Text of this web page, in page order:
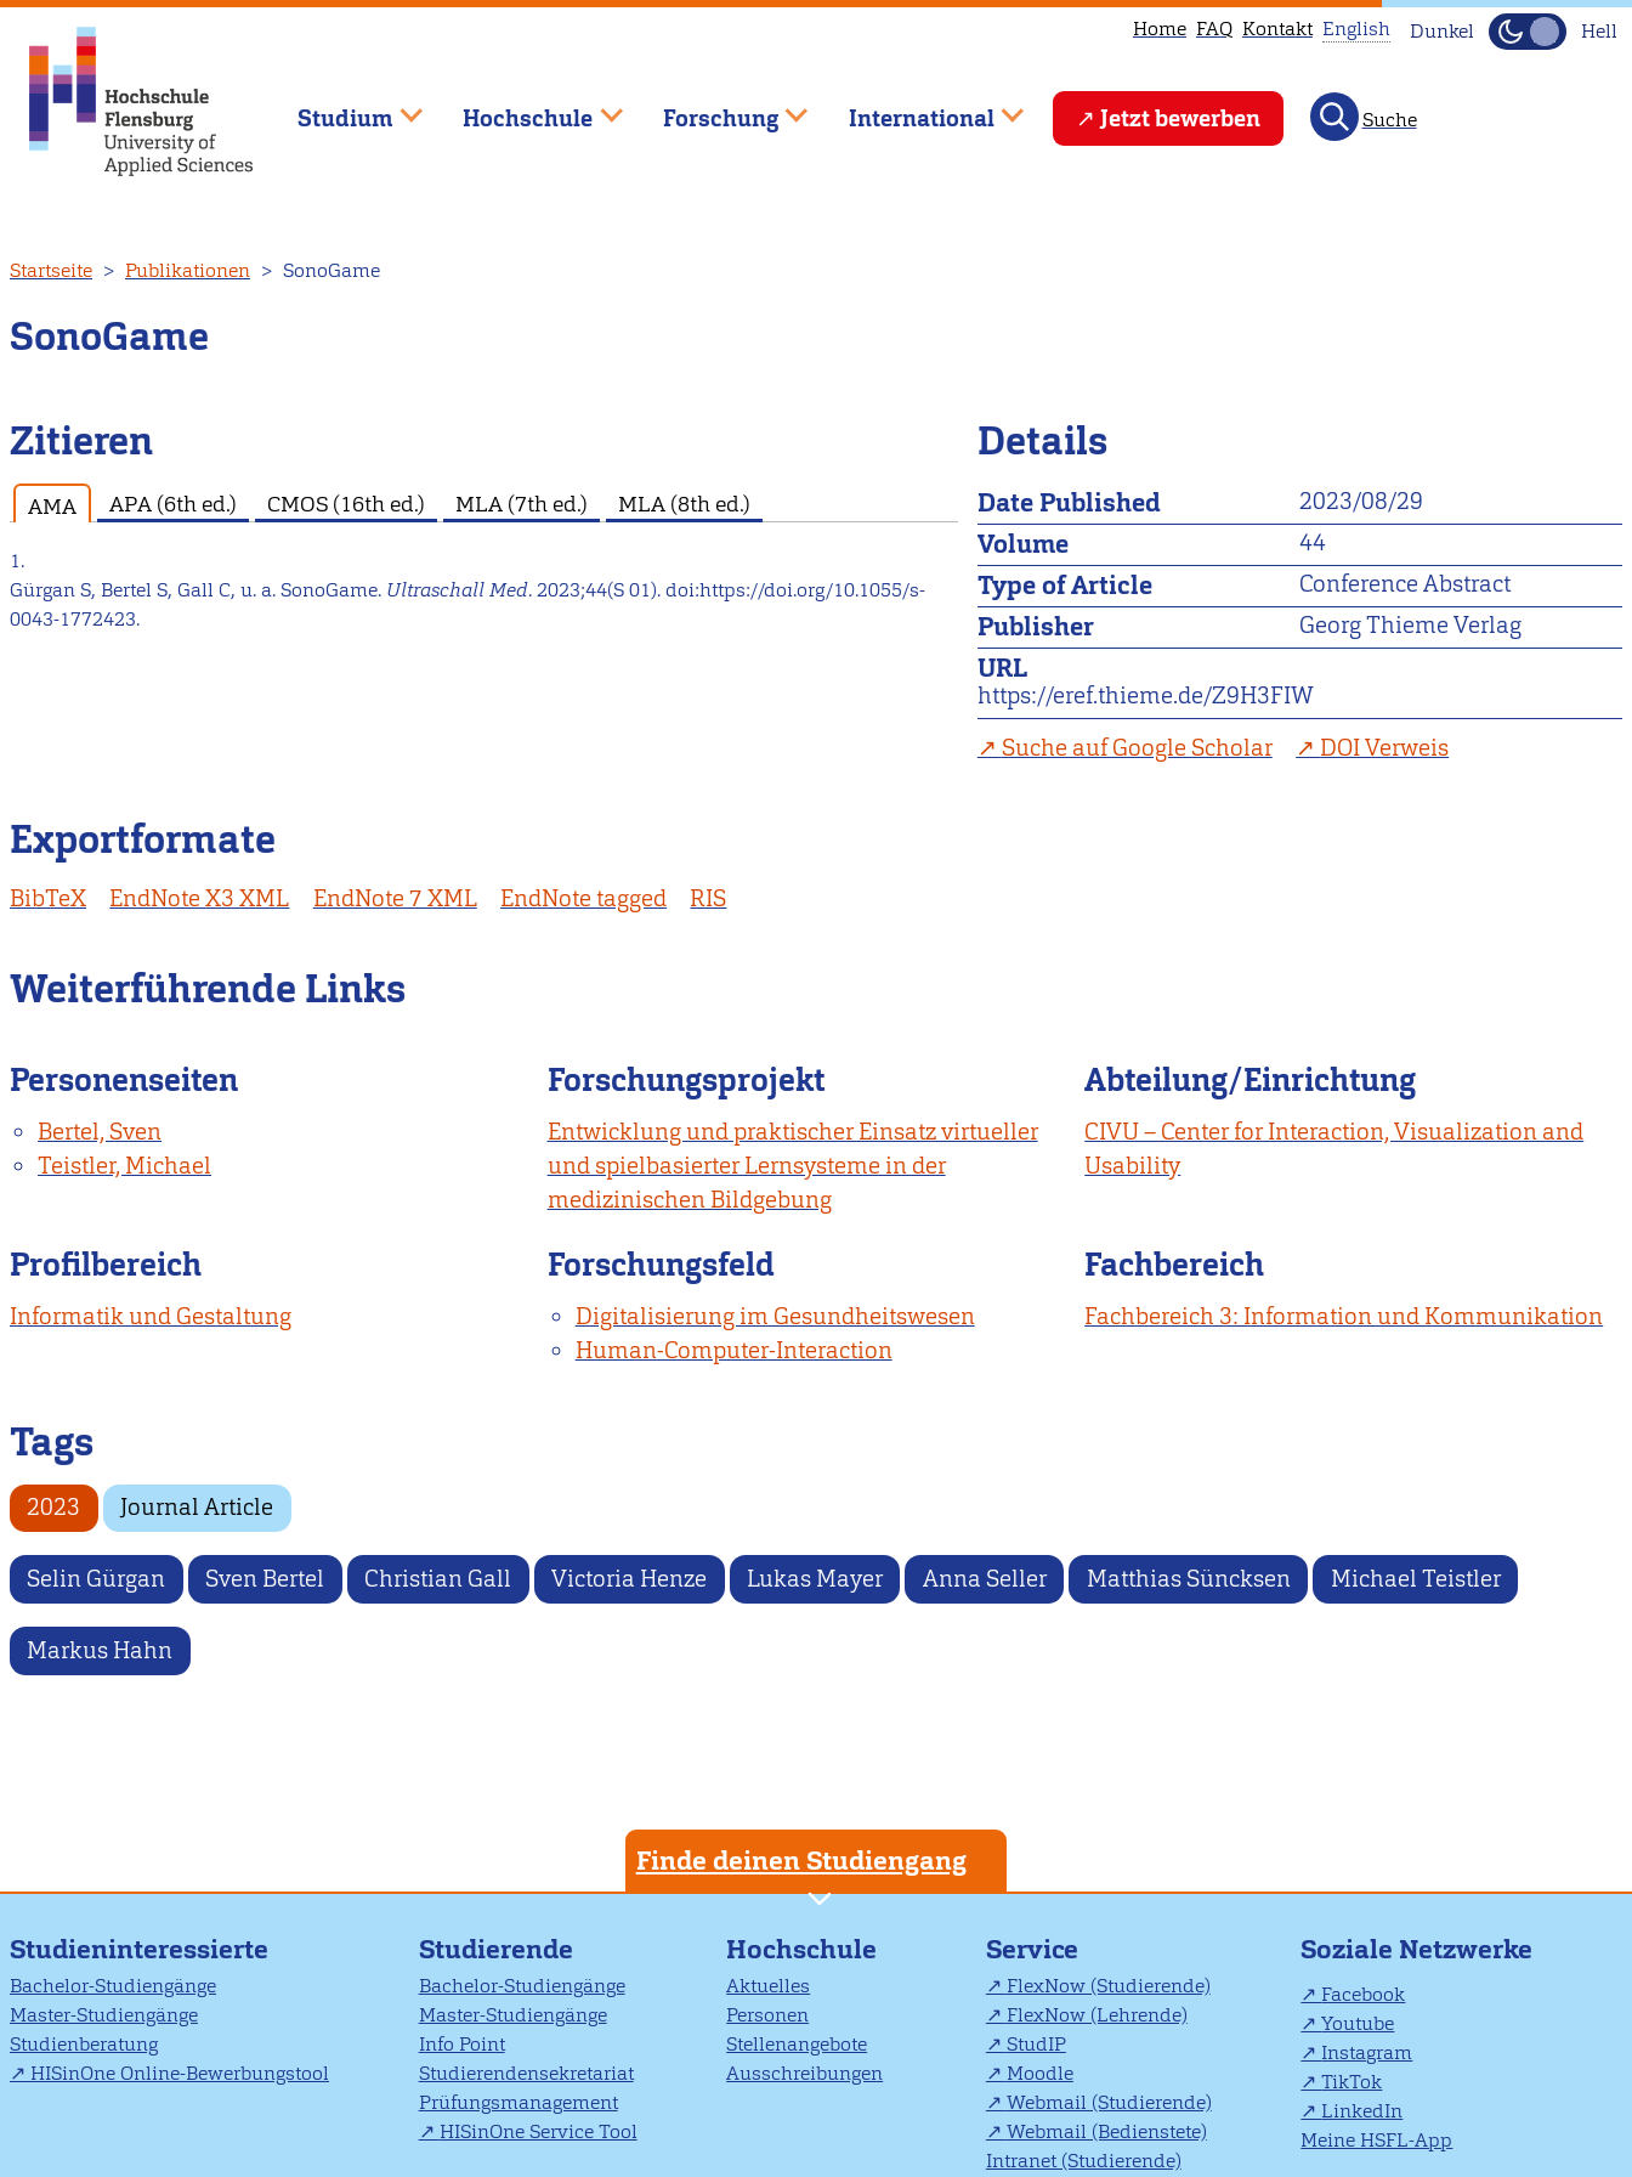
zum
Inhalt
Home FAQ Kontakt
This
page
page
English Dunkel Hell
Studium Hochschule Forschung International Jetzt bewerben Suche
Startseite Publikationen SonoGame
SonoGame
Zitieren
AMA APA (6th ed.) CMOS (16th ed.) MLA (7th ed.) MLA (8th ed.)
1.
Gürgan S, Bertel S, Gall C, u. a. SonoGame. Ultraschall Med. 2023;44(S 01). doi:https://doi.org/10.1055/s-
0043-1772423.
Details
Date Published 2023/08/29
Volume 44
Type of Article Conference Abstract
Publisher Georg Thieme Verlag
URL
https://eref.thieme.de/Z9H3FIW
Suche auf Google Scholar
DOI Verweis
Exportformate
BibTeX EndNote X3 XML EndNote 7 XML EndNote tagged RIS
Weiterführende Links
Personenseiten
Bertel, Sven
Teistler, Michael
Forschungsprojekt
Entwicklung und praktischer Einsatz virtueller
und spielbasierter Lernsysteme in der
medizinischen Bildgebung
Abteilung/Einrichtung
CIVU – Center for Interaction, Visualization and
Usability
Profilbereich
Informatik und Gestaltung
Forschungsfeld
Digitalisierung im Gesundheitswesen
Human-Computer-Interaction
Fachbereich
Fachbereich 3: Information und Kommunikation
Tags
2023 Journal Article
Selin Gürgan Sven Bertel Christian Gall Victoria Henze Lukas Mayer Anna Seller Matthias Süncksen Michael Teistler
Markus Hahn
Finde deinen Studiengang
Studieninteressierte
Bachelor-Studiengänge
Master-Studiengänge
Studienberatung
HISinOne Online-Bewerbungstool
Studierende
Bachelor-Studiengänge
Master-Studiengänge
Info Point
Studierendensekretariat
Prüfungsmanagement
HISinOne Service Tool
Hochschule
Aktuelles
Personen
Stellenangebote
Ausschreibungen
Service
FlexNow (Studierende)
FlexNow (Lehrende)
StudIP
Moodle
Webmail (Studierende)
Webmail (Bedienstete)
Intranet (Studierende)
Soziale Netzwerke
Facebook
Youtube
Instagram
TikTok
LinkedIn
Meine HSFL-App